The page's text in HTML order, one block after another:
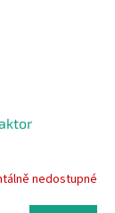
nedostupné